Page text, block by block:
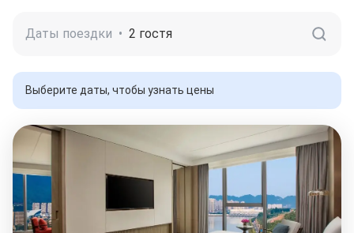
Даты поездки • 2 гостя
Выберите даты, чтобы узнать цены